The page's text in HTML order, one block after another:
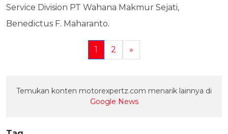
Service Division PT Wahana Makmur Sejati,
Benedictus F. Maharanto.
1 2 »
Temukan konten motorexpertz.com menarik lainnya di
Google News